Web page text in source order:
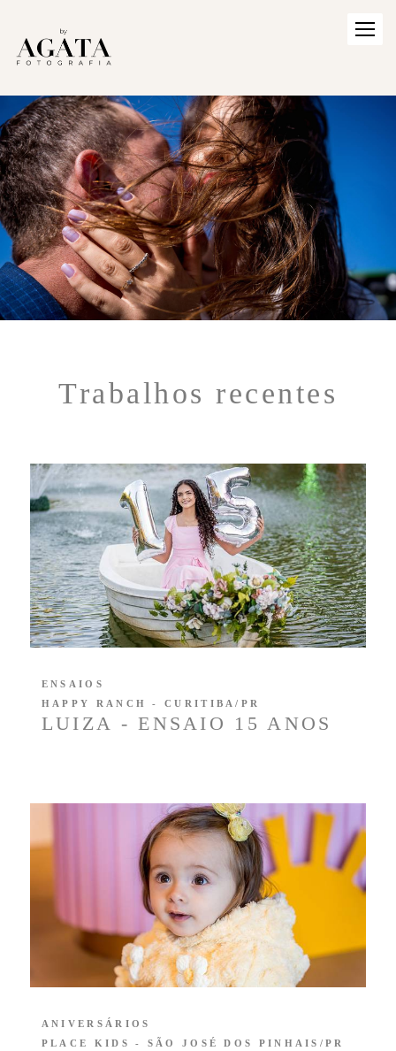
Trabalhos recentes
LUIZA - ENSAIO 15 ANOS
ENSAIOS
HAPPY RANCH - CURITIBA/PR
ANIVERSÁRIOS
PLACE KIDS - SÃO JOSÉ DOS PINHAIS/PR